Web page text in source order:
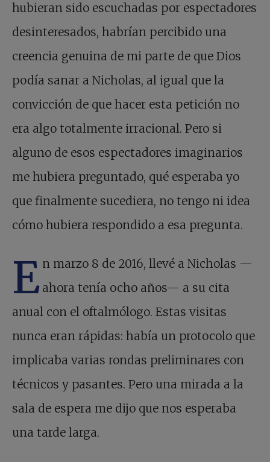
hubieran sido escuchadas por espectadores
desinteresados, habrían percibido una
creencia genuina de mi parte de que Dios
podía sanar a Nicholas, al igual que la
convicción de que hacer esta petición no
era algo totalmente irracional. Pero si
alguno de esos espectadores imaginarios
me hubiera preguntado, qué esperaba yo
que finalmente sucediera, no tengo ni idea
cómo hubiera respondido a esa pregunta.
E n marzo 8 de 2016, llevé a Nicholas —
ahora tenía ocho años— a su cita
anual con el oftalmólogo. Estas visitas
nunca eran rápidas: había un protocolo que
implicaba varias rondas preliminares con
técnicos y pasantes. Pero una mirada a la
sala de espera me dijo que nos esperaba
una tarde larga.